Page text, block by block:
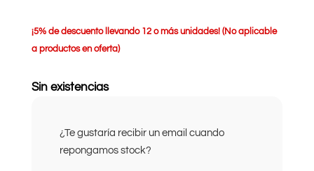
¡5% de descuento llevando 12 o más unidades! (No aplicable
a productos en oferta)
Sin existencias
¿Te gustaría recibir un email cuando
repongamos stock?